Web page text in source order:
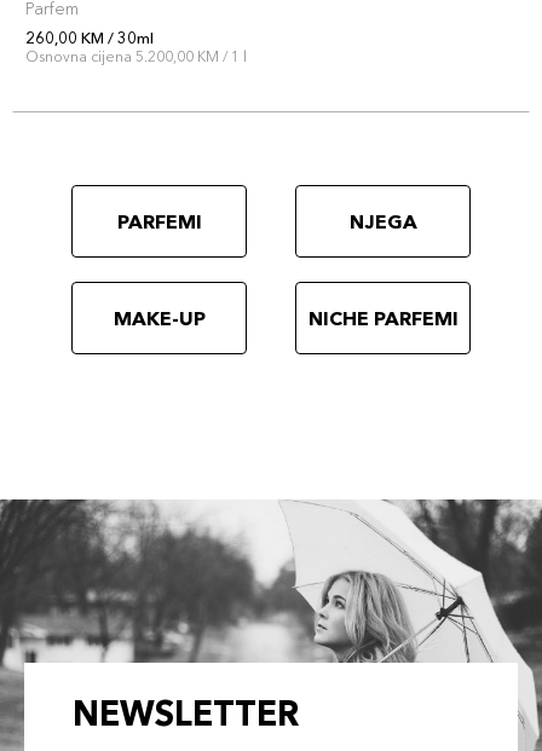
Parfem
260,00 KM / 30ml
Osnovna cijena 5.200,00 KM / 1 l
PARFEMI NJEGA
MAKE-UP NICHE PARFEMI
NEWSLETTER